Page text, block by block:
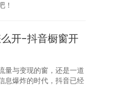
！
开-抖音橱窗开
量与变现的窗，还是一道
息爆炸的时代，抖音已经